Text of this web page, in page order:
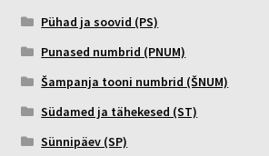
Pühad ja soovid (PS)
Punased numbrid (PNUM)
Šampanja tooni numbrid (ŠNUM)
Südamed ja tähekesed (ST)
Sünnipäev (SP)